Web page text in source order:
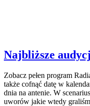
Najbliższe
Zobacz pełen program
także cofnąć datę w
dnia na antenie. W
uworów jakie wtedy